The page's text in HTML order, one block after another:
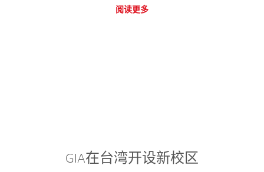
阅读更多
GIA在台湾开设新校区